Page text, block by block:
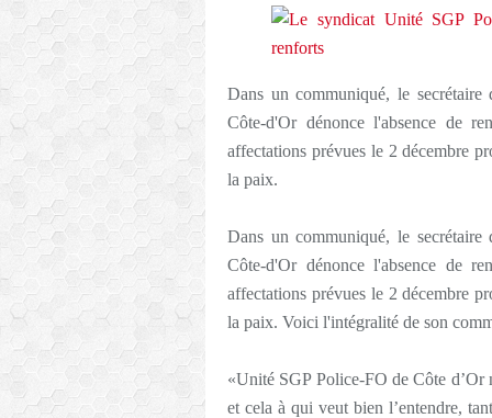
Dans un communiqué, le
Côte-d'Or dénonce l'absence de
affectations prévues le 2 décembre
la paix.
Dans un communiqué, le
Côte-d'Or dénonce l'absence de
affectations prévues le 2 décembre
la paix. Voici l'intégralité de son
«Unité SGP Police-FO de Côte d’Or
et cela à qui veut bien l’entendre,